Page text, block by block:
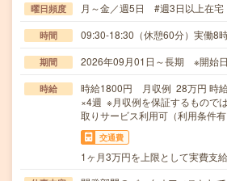
曜日頻度 月～金／週5日 #週3日以上在宅
時間 09:30-18:30（休憩60分）実働8
期間 2026年09月01日～長期 ※開始
時給
時給1800円 月収例 28万円 時
×4週 ※月収例を保証するもので
取りサービス利用可（利用条件有
交通費
1ヶ月3万円を上限として実費支給